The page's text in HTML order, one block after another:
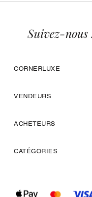
CORNERLUXE
VENDEURS
ACHETEURS
CATÉGORIES
Suivez-nous